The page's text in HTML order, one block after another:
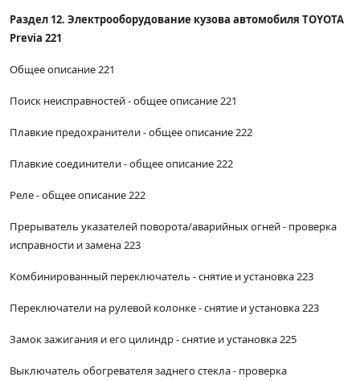
Раздел 12. Электрооборудование кузова автомобиля TOYOTA
Previa 221
Общее описание 221
Поиск неисправностей - общее описание 221
Плавкие предохранители - общее описание 222
Плавкие соединители - общее описание 222
Реле - общее описание 222
Прерыватель указателей поворота/аварийных огней - проверка
исправности и замена 223
Комбинированный переключатель - снятие и установка 223
Переключатели на рулевой колонке - снятие и установка 223
Замок зажигания и его цилиндр - снятие и установка 225
Выключатель обогревателя заднего стекла - проверка